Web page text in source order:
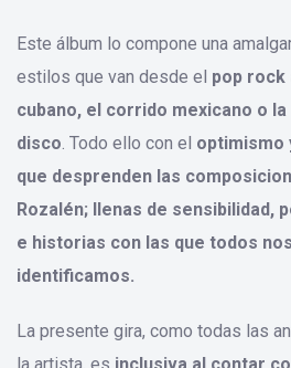
Este álbum lo compone una
estilos que van desde el pop rock
cubano, el corrido mexicano o la
disco . Todo ello con el optimismo
que desprenden las
Rozalén; llenas de sensibilidad,
e historias con las que todos nos
identificamos.
La presente gira, como todas las
la artista, es inclusiva al contar